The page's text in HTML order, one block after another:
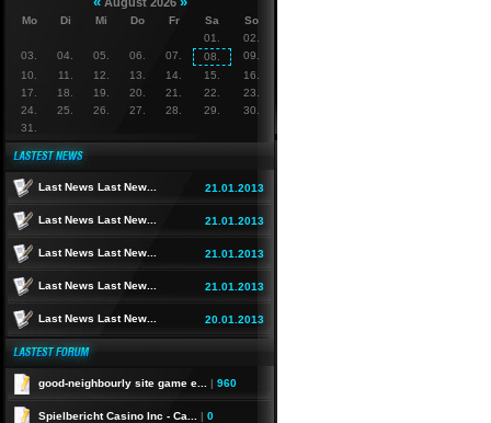
Mo Di Mi Do Fr Sa
So
01.
02.
03.
04. 05. 06. 07. 08.
09.
10.
11. 12. 13. 14. 15.
16.
17.
18. 19. 20. 21. 22.
23.
24.
25. 26. 27. 28. 29.
30.
31.
Last News Last New... 21.01.2013
Last News Last New... 21.01.2013
Last News Last New... 21.01.2013
Last News Last New... 21.01.2013
Last News Last New... 20.01.2013
good-neighbourly site game e... | 960
Spielbericht Casino Inc - Ca... | 0